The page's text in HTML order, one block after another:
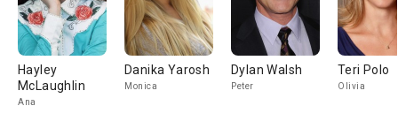
Hayley
McLaughlin
Ana
Danika Yarosh
Monica
Dylan Walsh
Peter
Teri Polo
Olivia